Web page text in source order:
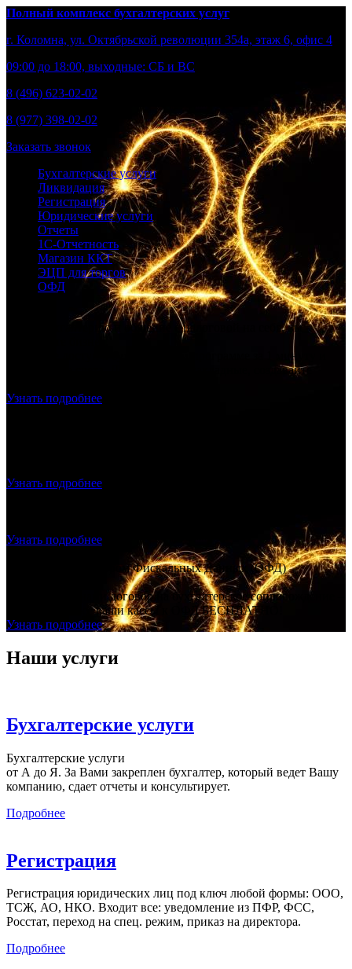
Полный комплекс бухгалтерских услуг
г. Коломна, ул. Октябрьской революции 354а, этаж 6, офис 4
09:00 до 18:00, выходные: СБ и ВС
8 (496) 623-02-02
8 (977) 398-02-02
Заказать звонок
Бухгалтерские услуги
Ликвидация
Регистрация
Юридические услуги
Отчеты
1С-Отчетность
Магазин ККТ
ЭЦП для торгов
ОФД
Берем бухгалтерию и общение с налоговой на себя, вы –
Получите доступ к бухгалтерской программе за 1 минуту и
выставляете счета. Делайте акты, накладные, создавайте
Узнать подробнее
Узнать подробнее
Узнать подробнее
Договор с Оператором Фискальных Данных (ОФД)
Заключаете с нами договор на бухгалтерское сопровождение –
подключаем все ваши кассы к ОФД БЕСПЛАТНО!
Узнать подробнее
Наши услуги
Бухгалтерские услуги
Бухгалтерские услуги
от А до Я. За Вами закреплен бухгалтер, который ведет Вашу
компанию, сдает отчеты и консультирует.
Подробнее
Регистрация
Регистрация юридических лиц под ключ любой формы: ООО,
ТСЖ, АО, НКО. Входит все: уведомление из ПФР, ФСС,
Росстат, переход на спец. режим, приказ на директора.
Подробнее